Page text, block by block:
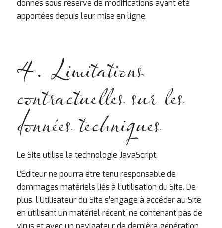
donnés sous réserve de modifications ayant été
apportées depuis leur mise en ligne.
4. Limitations
contractuelles sur les
données techniques
Le Site utilise la technologie JavaScript.
L’Éditeur ne pourra être tenu responsable de
dommages matériels liés à l’utilisation du Site. De
plus, l’Utilisateur du Site s’engage à accéder au Site
en utilisant un matériel récent, ne contenant pas de
virus et avec un navigateur de dernière génération